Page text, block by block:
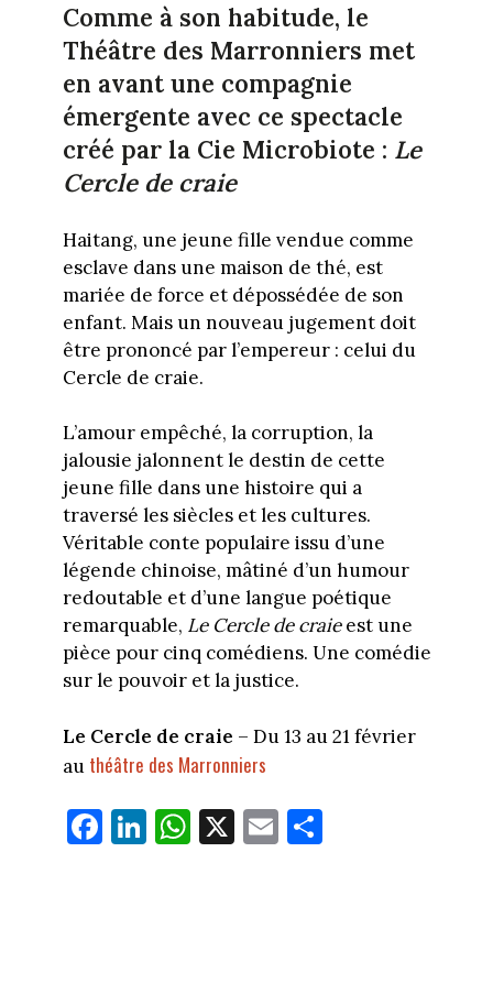
Comme à son habitude, le
Théâtre des Marronniers met
en avant une compagnie
émergente avec ce spectacle
créé par la Cie Microbiote : Le
Cercle de craie
Haitang, une jeune fille vendue comme
esclave dans une maison de thé, est
mariée de force et dépossédée de son
enfant. Mais un nouveau jugement doit
être prononcé par l’empereur : celui du
Cercle de craie.
L’amour empêché, la corruption, la
jalousie jalonnent le destin de cette
jeune fille dans une histoire qui a
traversé les siècles et les cultures.
Véritable conte populaire issu d’une
légende chinoise, mâtiné d’un humour
redoutable et d’une langue poétique
remarquable, Le Cercle de craieest une
pièce pour cinq comédiens. Une comédie
sur le pouvoir et la justice.
Le Cercle de craie – Du 13 au 21 février
au théâtre des Marronniers
Fa
ce
Li
nk
W
ha
X E
m
Pa